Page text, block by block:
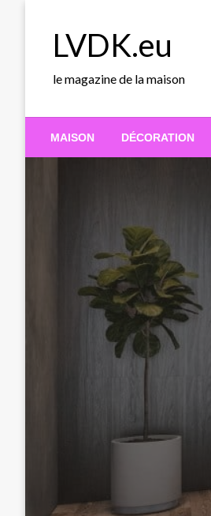
LVDK.eu
le magazine de la maison
MAISON DÉCORATION